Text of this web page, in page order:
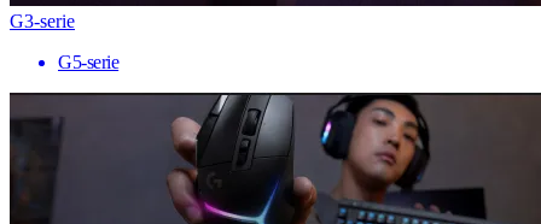
G3-serie
G5-serie